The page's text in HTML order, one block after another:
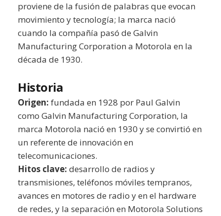
proviene de la fusión de palabras que evocan
movimiento y tecnología; la marca nació
cuando la compañía pasó de Galvin
Manufacturing Corporation a Motorola en la
década de 1930.
Historia
Origen: fundada en 1928 por Paul Galvin
como Galvin Manufacturing Corporation, la
marca Motorola nació en 1930 y se convirtió en
un referente de innovación en
telecomunicaciones.
Hitos clave: desarrollo de radios y
transmisiones, teléfonos móviles tempranos,
avances en motores de radio y en el hardware
de redes, y la separación en Motorola Solutions